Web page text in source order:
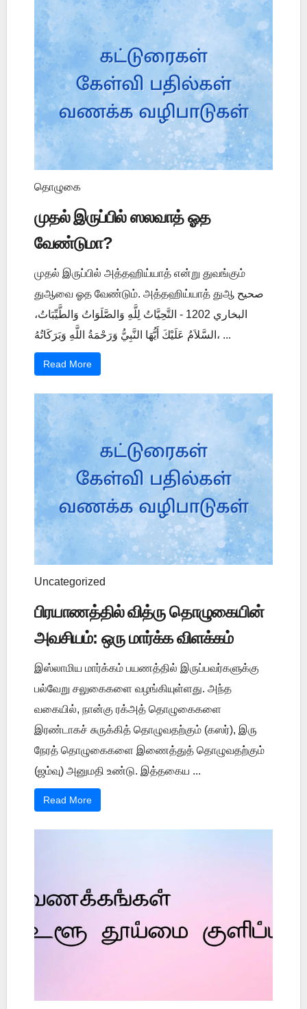
தொழுகை
முதல் இருப்பில் ஸலவாத் ஓத
வேண்டுமா?
முதல் இருப்பில் அத்தஹிய்யாத் என்று துவங்கும்
துஆவை ஓத வேண்டும். அத்தஹிய்யாத் துஆ صحيح
البخاري 1202 - التَّحِيَّاتُ لِلَّهِ وَالصَّلَوَاتُ وَالطَّيِّبَاتُ،
السَّلاَمُ عَلَيْكَ أَيُّهَا النَّبِيُّ وَرَحْمَةُ اللَّهِ وَبَرَكَاتُهُ، ...
Read More
Uncategorized
பிரயாணத்தில் வித்ரு தொழுகையின்
அவசியம்: ஒரு மார்க்க விளக்கம்
இஸ்லாமிய மார்க்கம் பயணத்தில் இருப்பவர்களுக்கு
பல்வேறு சலுகைகளை வழங்கியுள்ளது. அந்த
வகையில், நான்கு ரக்அத் தொழுகைகளை
இரண்டாகச் சுருக்கித் தொழுவதற்கும் (கஸர்), இரு
நேரத் தொழுகைகளை இணைத்துத் தொழுவதற்கும்
(ஜம்வு) அனுமதி உண்டு. இத்தகைய ...
Read More